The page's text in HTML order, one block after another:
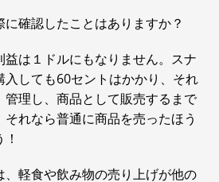
確認したことはありますか？
は１ドルにもなりません。スナ
入しても60セントはかかり、それ
管理し、商品として販売するまで
れなら普通に商品を売ったほう
、軽食や飲み物の売り上げが他の